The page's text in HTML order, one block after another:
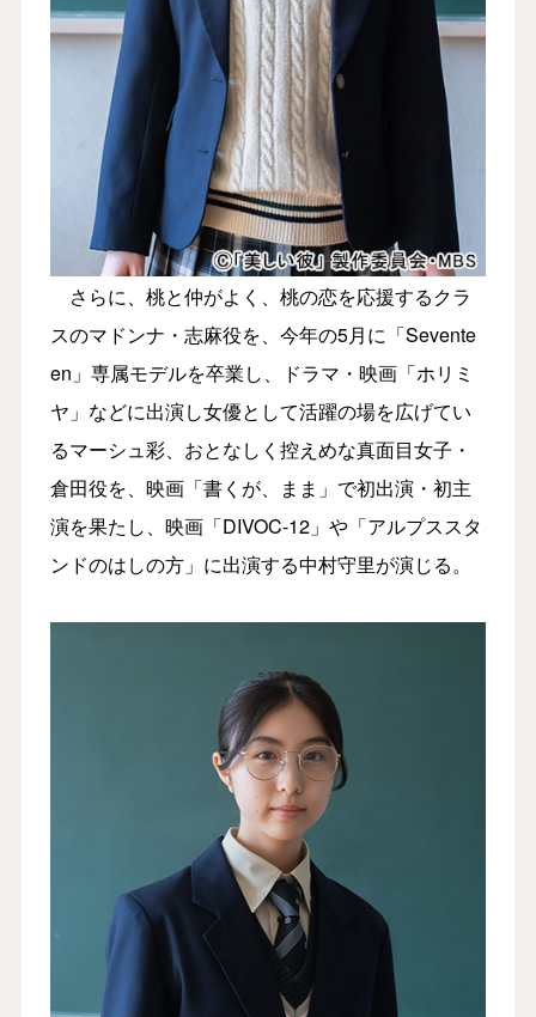
さらに、桃と仲がよく、桃の恋を応援するクラ
スのマドンナ・志麻役を、今年の5月に「Sevente
en」専属モデルを卒業し、ドラマ・映画「ホリミ
ヤ」などに出演し女優として活躍の場を広げてい
るマーシュ彩、おとなしく控えめな真面目女子・
倉田役を、映画「書くが、まま」で初出演・初主
演を果たし、映画「DIVOC-12」や「アルプススタ
ンドのはしの方」に出演する中村守里が演じる。